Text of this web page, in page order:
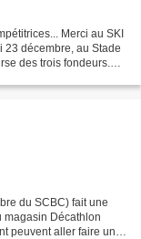
Merci au SKI
23 décembre, au Stade
des trois fondeurs.
du SCBC) fait une
magasin Décathlon
peuvent aller faire un